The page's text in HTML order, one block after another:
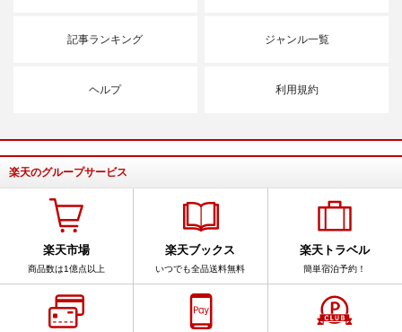
記事ランキング ジャンル一覧
ヘルプ 利用規約
楽天のグループサービス
楽天市場
商品数は1億点以上
楽天ブックス
いつでも全品送料無料
楽天トラベル
簡単宿泊予約！